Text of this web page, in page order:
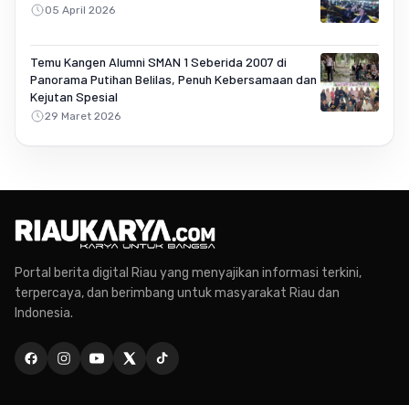
05 April 2026
Temu Kangen Alumni SMAN 1 Seberida 2007 di
Panorama Putihan Belilas, Penuh Kebersamaan dan
Kejutan Spesial
29 Maret 2026
Portal berita digital Riau yang menyajikan informasi terkini,
terpercaya, dan berimbang untuk masyarakat Riau dan
Indonesia.